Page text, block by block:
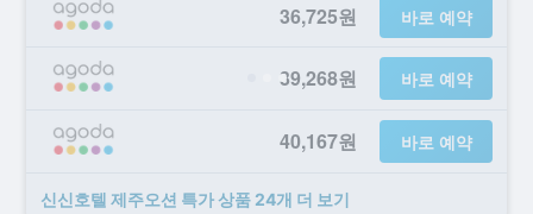
36,725원 바로 예약
39,268원 바로 예약
40,167원 바로 예약
신신호텔 제주오션 ​특가 ​상품 24개 ​더 ​보기